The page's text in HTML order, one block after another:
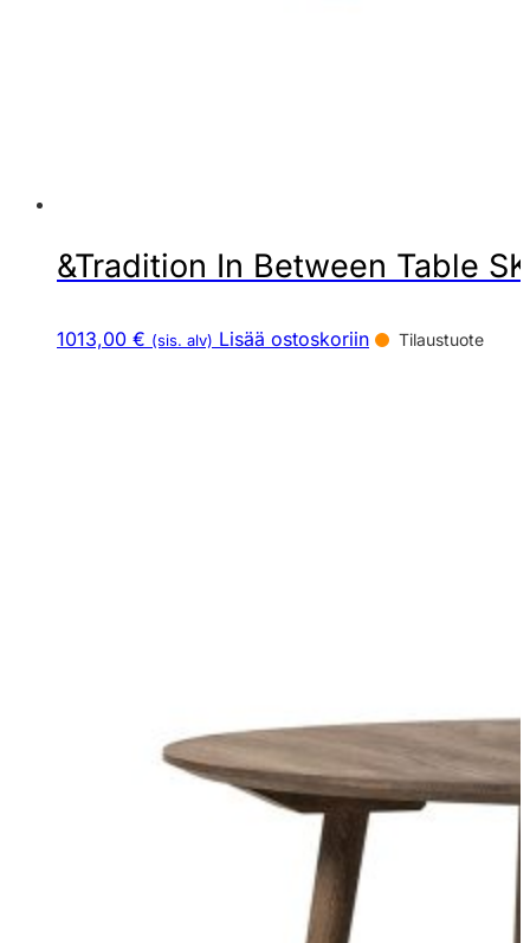
&Tradition In Between Table
1013,00 € (sis. alv) Lisää ostoskoriin Tilaustuote